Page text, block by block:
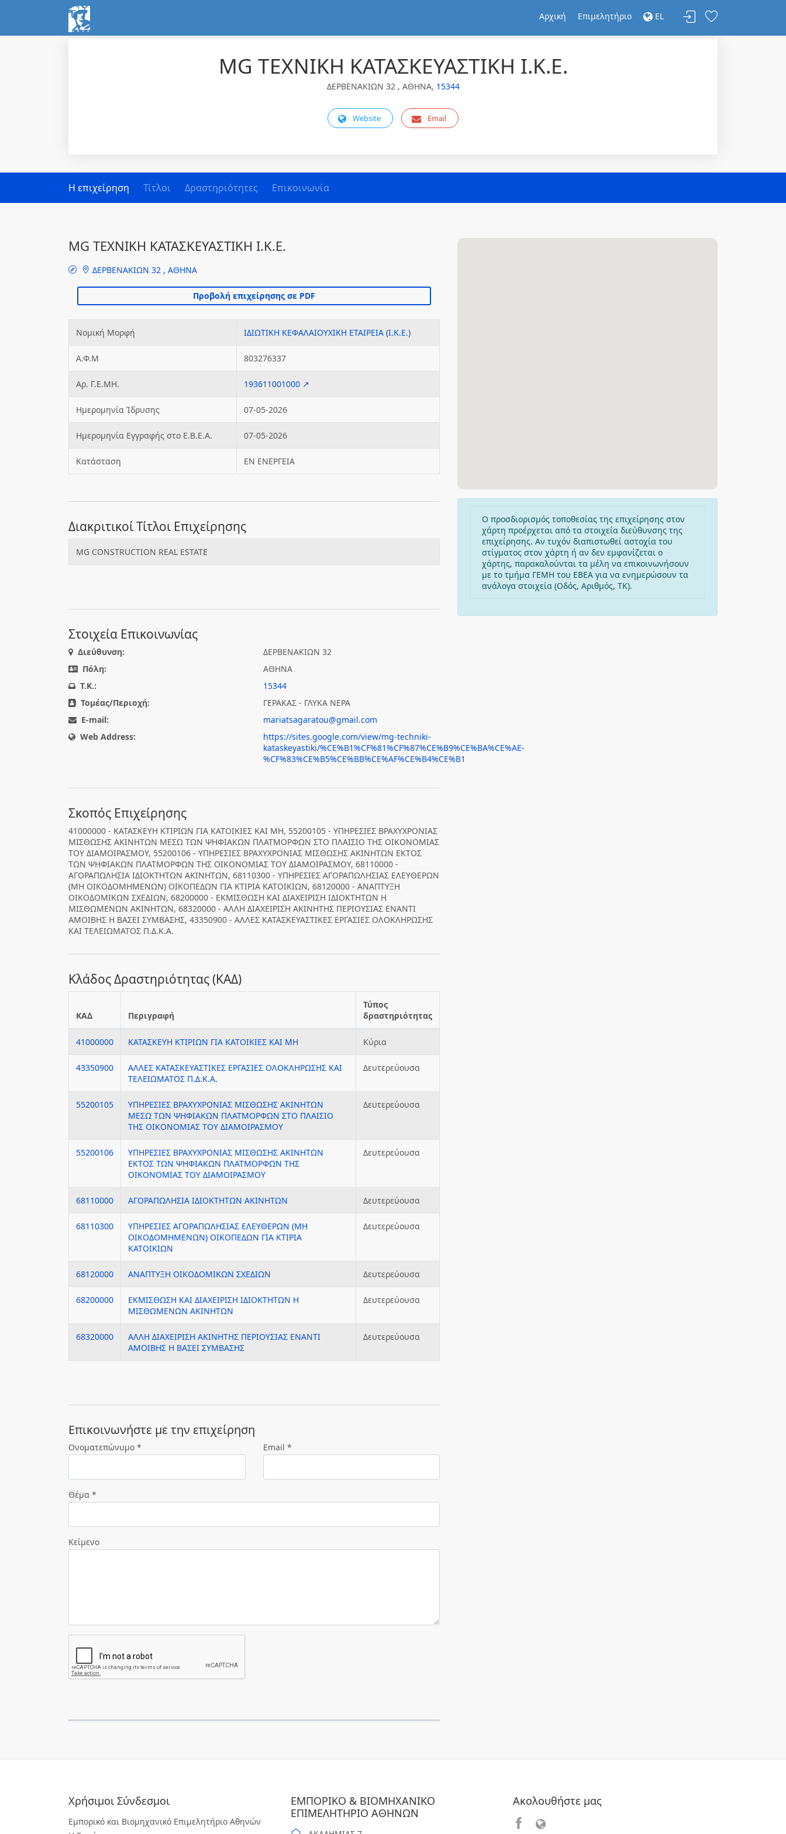
Αρχική Επιμελητήριο EL
MG ΤΕΧΝΙΚΗ ΚΑΤΑΣΚΕΥΑΣΤΙΚΗ Ι.Κ.Ε.
ΔΕΡΒΕΝΑΚΙΩΝ 32 , ΑΘΗΝΑ, 15344
Website Email
Η επιχείρηση Τίτλοι Δραστηριότητες Επικοινωνία
MG ΤΕΧΝΙΚΗ ΚΑΤΑΣΚΕΥΑΣΤΙΚΗ Ι.Κ.Ε.
ΔΕΡΒΕΝΑΚΙΩΝ 32 , ΑΘΗΝΑ
Νομική Μορφή ΙΔΙΩΤΙΚΗ ΚΕΦΑΛΑΙΟΥΧΙΚΗ ΕΤΑΙΡΕΙΑ (Ι.Κ.Ε.)
Α.Φ.Μ 803276337
Αρ. Γ.Ε.ΜΗ. 193611001000 ↗
Ημερομηνία Ίδρυσης 07-05-2026
Ημερομηνία Εγγραφής στο Ε.Β.Ε.Α. 07-05-2026
Κατάσταση ΕΝ ΕΝΕΡΓΕΙΑ
Διακριτικοί Τίτλοι Επιχείρησης
MG CONSTRUCTION REAL ESTATE
Στοιχεία Επικοινωνίας
Διεύθυνση:
ΔΕΡΒΕΝΑΚΙΩΝ 32
Πόλη:
ΑΘΗΝΑ
T.K.:
15344
Τομέας/Περιοχή:
ΓΕΡΑΚΑΣ - ΓΛΥΚΑ ΝΕΡΑ
E-mail:
mariatsagaratou@gmail.com
Web Address:
https://sites.google.com/view/mg-techniki-
kataskeyastiki/%CE%B1%CF%81%CF%87%CE%B9%CE%BA%CE%AE-
%CF%83%CE%B5%CE%BB%CE%AF%CE%B4%CE%B1
Σκοπός Επιχείρησης
41000000 - ΚΑΤΑΣΚΕΥΗ ΚΤΙΡΙΩΝ ΓΙΑ ΚΑΤΟΙΚΙΕΣ ΚΑΙ ΜΗ, 55200105 - ΥΠΗΡΕΣΙΕΣ ΒΡΑΧΥΧΡΟΝΙΑΣ
ΜΙΣΘΩΣΗΣ ΑΚΙΝΗΤΩΝ ΜΕΣΩ ΤΩΝ ΨΗΦΙΑΚΩΝ ΠΛΑΤΜΟΡΦΩΝ ΣΤΟ ΠΛΑΙΣΙΟ ΤΗΣ ΟΙΚΟΝΟΜΙΑΣ
ΤΟΥ ΔΙΑΜΟΙΡΑΣΜΟΥ, 55200106 - ΥΠΗΡΕΣΙΕΣ ΒΡΑΧΥΧΡΟΝΙΑΣ ΜΙΣΘΩΣΗΣ ΑΚΙΝΗΤΩΝ ΕΚΤΟΣ
ΤΩΝ ΨΗΦΙΑΚΩΝ ΠΛΑΤΜΟΡΦΩΝ ΤΗΣ ΟΙΚΟΝΟΜΙΑΣ ΤΟΥ ΔΙΑΜΟΙΡΑΣΜΟΥ, 68110000 -
ΑΓΟΡΑΠΩΛΗΣΙΑ ΙΔΙΟΚΤΗΤΩΝ ΑΚΙΝΗΤΩΝ, 68110300 - ΥΠΗΡΕΣΙΕΣ ΑΓΟΡΑΠΩΛΗΣΙΑΣ ΕΛΕΥΘΕΡΩΝ
(ΜΗ ΟΙΚΟΔΟΜΗΜΕΝΩΝ) ΟΙΚΟΠΕΔΩΝ ΓΙΑ ΚΤΙΡΙΑ ΚΑΤΟΙΚΙΩΝ, 68120000 - ΑΝΑΠΤΥΞΗ
ΟΙΚΟΔΟΜΙΚΩΝ ΣΧΕΔΙΩΝ, 68200000 - ΕΚΜΙΣΘΩΣΗ ΚΑΙ ΔΙΑΧΕΙΡΙΣΗ ΙΔΙΟΚΤΗΤΩΝ Η
ΜΙΣΘΩΜΕΝΩΝ ΑΚΙΝΗΤΩΝ, 68320000 - ΑΛΛΗ ΔΙΑΧΕΙΡΙΣΗ ΑΚΙΝΗΤΗΣ ΠΕΡΙΟΥΣΙΑΣ ΕΝΑΝΤΙ
ΑΜΟΙΒΗΣ Η ΒΑΣΕΙ ΣΥΜΒΑΣΗΣ, 43350900 - ΑΛΛΕΣ ΚΑΤΑΣΚΕΥΑΣΤΙΚΕΣ ΕΡΓΑΣΙΕΣ ΟΛΟΚΛΗΡΩΣΗΣ
ΚΑΙ ΤΕΛΕΙΩΜΑΤΟΣ Π.Δ.Κ.Α.
Κλάδος Δραστηριότητας (ΚΑΔ)
ΚΑΔ Περιγραφή
Τύπος
δραστηριότητας
41000000 ΚΑΤΑΣΚΕΥΗ ΚΤΙΡΙΩΝ ΓΙΑ ΚΑΤΟΙΚΙΕΣ ΚΑΙ ΜΗ Κύρια
43350900
ΑΛΛΕΣ ΚΑΤΑΣΚΕΥΑΣΤΙΚΕΣ ΕΡΓΑΣΙΕΣ ΟΛΟΚΛΗΡΩΣΗΣ ΚΑΙ
ΤΕΛΕΙΩΜΑΤΟΣ Π.Δ.Κ.Α.
Δευτερεύουσα
55200105
ΥΠΗΡΕΣΙΕΣ ΒΡΑΧΥΧΡΟΝΙΑΣ ΜΙΣΘΩΣΗΣ ΑΚΙΝΗΤΩΝ
ΜΕΣΩ ΤΩΝ ΨΗΦΙΑΚΩΝ ΠΛΑΤΜΟΡΦΩΝ ΣΤΟ ΠΛΑΙΣΙΟ
ΤΗΣ ΟΙΚΟΝΟΜΙΑΣ ΤΟΥ ΔΙΑΜΟΙΡΑΣΜΟΥ
Δευτερεύουσα
55200106
ΥΠΗΡΕΣΙΕΣ ΒΡΑΧΥΧΡΟΝΙΑΣ ΜΙΣΘΩΣΗΣ ΑΚΙΝΗΤΩΝ
ΕΚΤΟΣ ΤΩΝ ΨΗΦΙΑΚΩΝ ΠΛΑΤΜΟΡΦΩΝ ΤΗΣ
ΟΙΚΟΝΟΜΙΑΣ ΤΟΥ ΔΙΑΜΟΙΡΑΣΜΟΥ
Δευτερεύουσα
68110000 ΑΓΟΡΑΠΩΛΗΣΙΑ ΙΔΙΟΚΤΗΤΩΝ ΑΚΙΝΗΤΩΝ Δευτερεύουσα
68110300
ΥΠΗΡΕΣΙΕΣ ΑΓΟΡΑΠΩΛΗΣΙΑΣ ΕΛΕΥΘΕΡΩΝ (ΜΗ
ΟΙΚΟΔΟΜΗΜΕΝΩΝ) ΟΙΚΟΠΕΔΩΝ ΓΙΑ ΚΤΙΡΙΑ
ΚΑΤΟΙΚΙΩΝ
Δευτερεύουσα
68120000 ΑΝΑΠΤΥΞΗ ΟΙΚΟΔΟΜΙΚΩΝ ΣΧΕΔΙΩΝ Δευτερεύουσα
68200000
ΕΚΜΙΣΘΩΣΗ ΚΑΙ ΔΙΑΧΕΙΡΙΣΗ ΙΔΙΟΚΤΗΤΩΝ Η
ΜΙΣΘΩΜΕΝΩΝ ΑΚΙΝΗΤΩΝ
Δευτερεύουσα
68320000
ΑΛΛΗ ΔΙΑΧΕΙΡΙΣΗ ΑΚΙΝΗΤΗΣ ΠΕΡΙΟΥΣΙΑΣ ΕΝΑΝΤΙ
ΑΜΟΙΒΗΣ Η ΒΑΣΕΙ ΣΥΜΒΑΣΗΣ
Δευτερεύουσα
Eπικοινωνήστε με την επιχείρηση
Ονοματεπώνυμο * Email *
Θέμα *
Κείμενο
Ο προσδιορισμός τοποθεσίας της επιχείρησης στον
χάρτη προέρχεται από τα στοιχεία διεύθυνσης της
επιχείρησης. Αν τυχόν διαπιστωθεί αστοχία του
στίγματος στον χάρτη ή αν δεν εμφανίζεται ο
χάρτης, παρακαλούνται τα μέλη να επικοινωνήσουν
με το τμήμα ΓΕΜΗ του ΕΒΕΑ για να ενημερώσουν τα
ανάλογα στοιχεία (Οδός, Αριθμός, ΤΚ).
Χρήσιμοι Σύνδεσμοι
Εμπορικό και Βιομηχανικό Επιμελητήριο Αθηνών
ΕΜΠΟΡΙΚΟ & ΒΙΟΜΗΧΑΝΙΚΟ
ΕΠΙΜΕΛΗΤΗΡΙΟ ΑΘΗΝΩΝ
Ακολουθήστε μας